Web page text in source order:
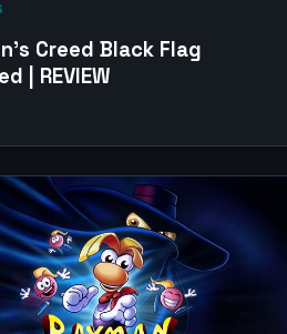
Creed Black Flag
| REVIEW